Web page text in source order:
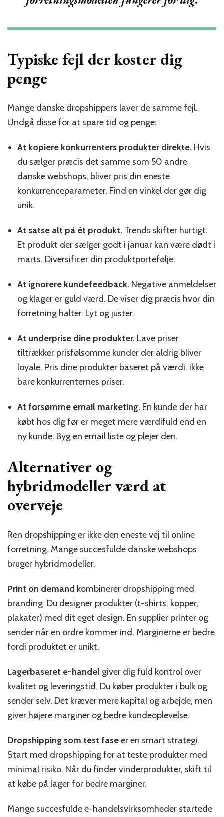
Typiske fejl der koster dig
penge
Mange danske dropshippers laver de samme fejl.
Undgå disse for at spare tid og penge:
At kopiere konkurrenters produkter direkte. Hvis
du sælger præcis det samme som 50 andre
danske webshops, bliver pris din eneste
konkurrenceparameter. Find en vinkel der gør dig
unik.
At satse alt på ét produkt. Trends skifter hurtigt.
Et produkt der sælger godt i januar kan være dødt i
marts. Diversificer din produktportefølje.
At ignorere kundefeedback. Negative anmeldelser
og klager er guld værd. De viser dig præcis hvor din
forretning halter. Lyt og juster.
At underprise dine produkter. Lave priser
tiltrækker prisfølsomme kunder der aldrig bliver
loyale. Pris dine produkter baseret på værdi, ikke
bare konkurrenternes priser.
At forsømme email marketing. En kunde der har
købt hos dig før er meget mere værdifuld end en
ny kunde. Byg en email liste og plejer den.
Alternativer og
hybridmodeller værd at
overveje
Ren dropshipping er ikke den eneste vej til online
forretning. Mange succesfulde danske webshops
bruger hybridmodeller.
Print on demand kombinerer dropshipping med
branding. Du designer produkter (t-shirts, kopper,
plakater) med dit eget design. En supplier printer og
sender når en ordre kommer ind. Marginerne er bedre
fordi produktet er unikt.
Lagerbaseret e-handel giver dig fuld kontrol over
kvalitet og leveringstid. Du køber produkter i bulk og
sender selv. Det kræver mere kapital og arbejde, men
giver højere marginer og bedre kundeoplevelse.
Dropshipping som test faseer en smart strategi.
Start med dropshipping for at teste produkter med
minimal risiko. Når du finder vinderprodukter, skift til
at købe på lager for bedre marginer.
Mange succesfulde e-handelsvirksomheder startede